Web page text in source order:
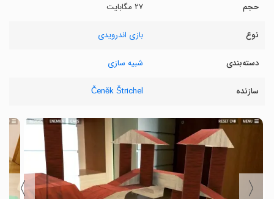
حجم ۲۷ مگابایت
نوع بازی اندرویدی
دسته‌بندی شبیه سازی
سازنده Čeněk Štrichel
〈
〉